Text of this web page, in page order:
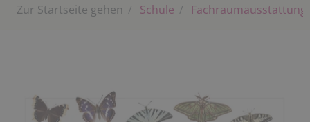
Zur Startseite gehen Schule Fachraumausstattung